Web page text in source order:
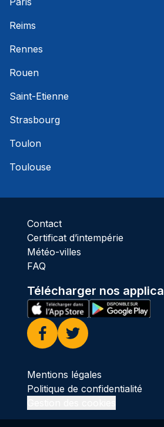
Reims
Rennes
Rouen
Saint-Etienne
Strasbourg
Toulon
Toulouse
Contact
Certificat d’intempérie
Météo-villes
FAQ
Télécharger nos
Facebook
Twitter
Mentions légales
Politique de confidentialité